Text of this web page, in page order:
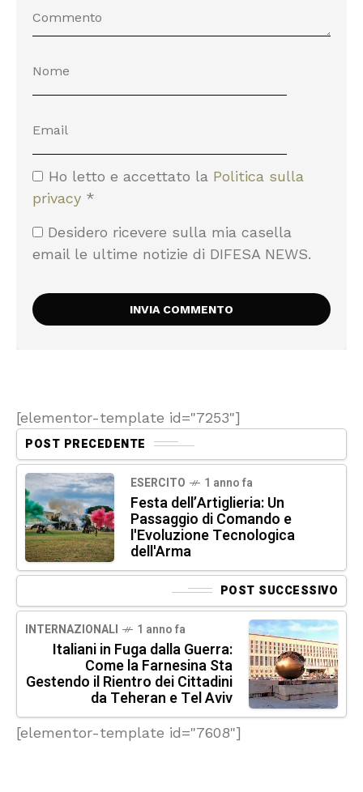
Ho letto e accettato la Politica sulla
privacy *
Desidero ricevere sulla mia casella
email le ultime notizie di DIFESA NEWS.
[elementor-template id="7253"]
POST PRECEDENTE
ESERCITO 1 anno fa
Festa dell’Artiglieria: Un
Passaggio di Comando e
l'Evoluzione Tecnologica
dell'Arma
POST SUCCESSIVO
INTERNAZIONALI 1 anno fa
Italiani in Fuga dalla Guerra:
Come la Farnesina Sta
Gestendo il Rientro dei Cittadini
da Teheran e Tel Aviv
[elementor-template id="7608"]